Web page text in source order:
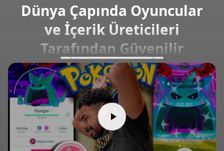
Dünya Çapında Oyuncular
ve İçerik Üreticileri
Tarafından Güvenilir